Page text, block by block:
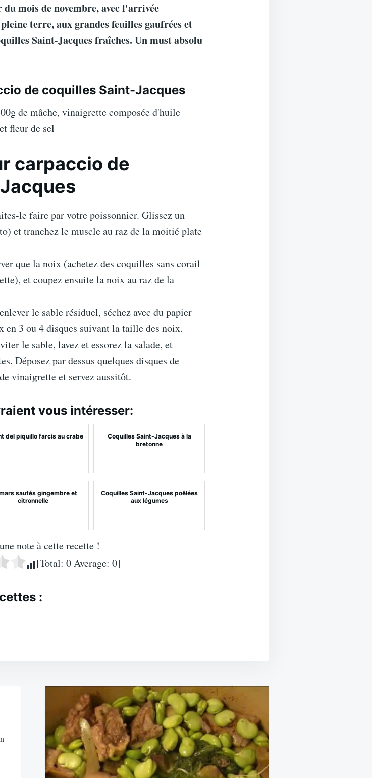
mois de novembre, avec l'arrivée
terre, aux grandes feuilles gaufrées et
Saint-Jacques fraîches. Un must absolu
de coquilles Saint-Jacques
de mâche, vinaigrette composée d'huile
fleur de sel
carpaccio de
le faire par votre poissonnier. Glissez un
et tranchez le muscle au raz de la moitié plate
que la noix (achetez des coquilles sans corail
et coupez ensuite la noix au raz de la
le sable résiduel, séchez avec du papier
en 3 ou 4 disques suivant la taille des noix.
le sable, lavez et essorez la salade, et
Déposez par dessus quelques disques de
vinaigrette et servez aussitôt.
vous intéresser:
del piquillo farcis au crabe
Coquilles Saint-Jacques à la
bretonne
sautés gingembre et
citronnelle
Coquilles Saint-Jacques poêlées
aux légumes
note à cette recette !
[Total: 0Average: 0]
: